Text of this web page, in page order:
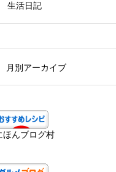
生活日記
月別アーカイブ
ほんブログ村